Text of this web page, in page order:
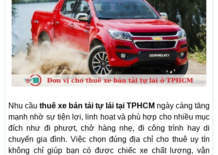
Nhu cầu thuê xe bán tải tự lái tại TPHCM ngày càng tăng
mạnh nhờ sự tiện lợi, linh hoạt và phù hợp cho nhiều mục
đích như đi phượt, chở hàng nhẹ, đi công trình hay di
chuyển gia đình. Việc chọn đúng địa chỉ cho thuê uy tín
không chỉ giúp bạn có được chiếc xe chất lượng, vận